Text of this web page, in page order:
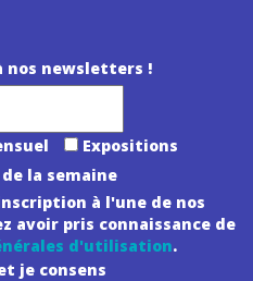
nos newsletters !
Expositions
la semaine
à l'une de nos
avoir pris connaissance de
d'utilisation.
je consens